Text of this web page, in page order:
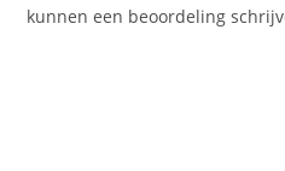
kunnen een beoordeling